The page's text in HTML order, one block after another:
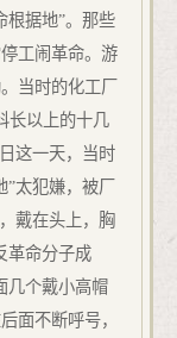
根据地”。那些
工闹革命。游
当时的化工厂
长以上的十几
这一天，当时
太犯嫌，被厂
戴在头上，胸
革命分子成
几个戴小高帽
面不断呼号，